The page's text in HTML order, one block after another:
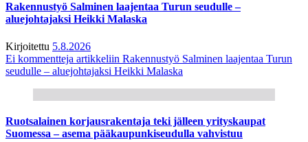
Rakennustyö Salminen laajentaa Turun seudulle –
aluejohtajaksi Heikki Malaska
Kirjoitettu 5.8.2026
Ei kommentteja artikkeliin Rakennustyö Salminen laajentaa Turun
seudulle – aluejohtajaksi Heikki Malaska
Ruotsalainen korjausrakentaja teki jälleen yrityskaupat
Suomessa – asema pääkaupunkiseudulla vahvistuu